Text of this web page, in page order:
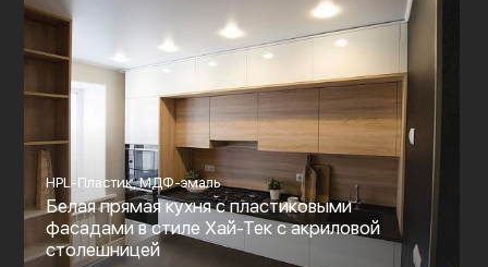
HPL-Пластик, МДФ-эмаль
Белая прямая кухня с пластиковыми
фасадами в стиле Хай-Тек c акриловой
столешницей